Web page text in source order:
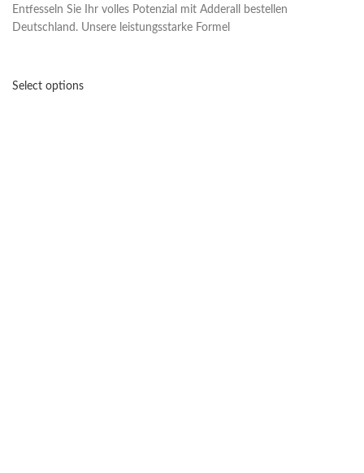
Entfesseln Sie Ihr volles Potenzial mit Adderall bestellen
Deutschland. Unsere leistungsstarke Formel
Select options